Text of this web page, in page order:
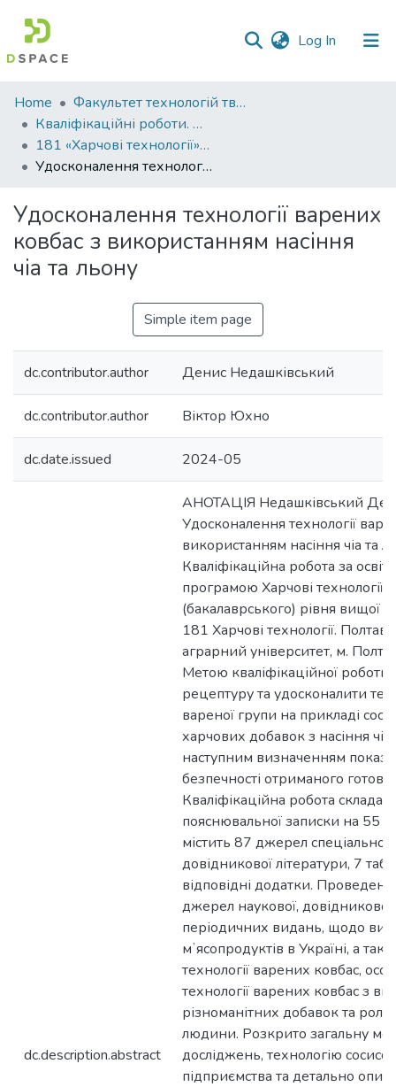
Log In (current)
Communities
&
Collections
All of DSpace
Statistics
Home
Факультет технологій тваринництва та продовольства
Кваліфікаційні роботи. Факультет технологій тваринництва та продовольства
181 «Харчові технології» - Бакалаври 2023-2024
Удосконалення технології варених ковбас з використанням насіння чіа та льону
Удосконалення технології варених
ковбас з використанням насіння
чіа та льону
Simple item page
dc.contributor.author Денис Недашківський
dc.contributor.author Віктор Юхно
dc.date.issued 2024-05
dc.description.abstract
АНОТАЦІЯ Недашківський
Удосконалення технології
використанням насіння чіа та
Кваліфікаційна робота за
програмою Харчові технології
(бакалаврського) рівня вищої
181 Харчові технології.
аграрний університет, м.
Метою кваліфікаційної
рецептуру та удосконалити
вареної групи на прикладі
харчових добавок з насіння чіа
наступним визначенням
безпечності отриманого
Кваліфікаційна робота
пояснювальної записки на 55
містить 87 джерел спеціальної,
довідникової літератури, 7
відповідні додатки.
джерел наукової, довідникової
періодичних видань, щодо
мʼясопродуктів в Україні, а
технології варених ковбас,
технології варених ковбас з
різноманітних добавок та ролі
людини. Розкрито загальну
досліджень, технологію
підприємства та детально